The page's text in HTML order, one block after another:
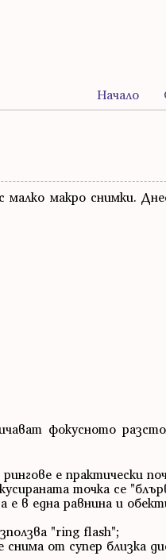
Начало
макро снимки.
фокусното
е практически
точка се
е в една равнина и
"ring flash";
от супер близка